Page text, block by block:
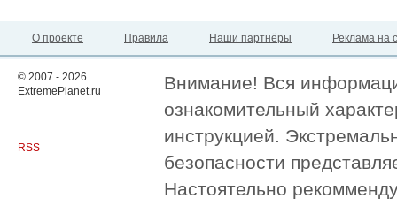
О проекте Правила Наши партнёры Реклама на
© 2007 - 2026
ExtremePlanet.ru
RSS
Внимание! Вся
ознакомительный
инструкцией.
безопасности
Настоятельно